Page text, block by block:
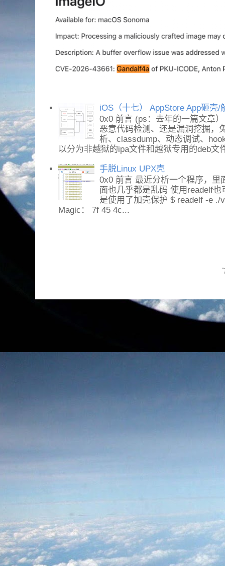
iOS（十七） AppStore App砸壳/
0x0 前言 (ps：去年的一篇文章
恶意代码检测、还是漏洞挖掘，
析、classdump、动态调试、
以分为非越狱的ipa文件和越狱专用的deb文
手脱Linux UPX壳
0x0 前言 最近分析一个程序，
面也几乎都是乱码 使用readelf
是使用了加壳保护 $ readelf -e ./
Magic： 7f 45 4c...